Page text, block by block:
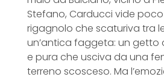
Stefano, Carducci vide
rigagnolo che scaturiva tra
un’antica faggeta: un getto
e pura che usciva da una
terreno scosceso. Ma